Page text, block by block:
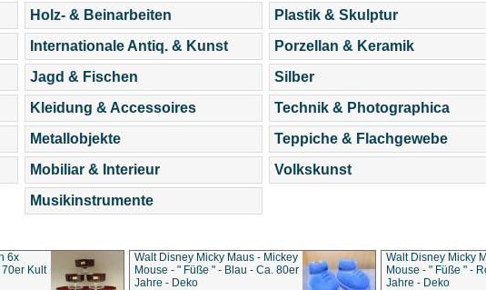
Holz- & Beinarbeiten
Internationale Antiq. & Kunst
Jagd & Fischen
Kleidung & Accessoires
Metallobjekte
Mobiliar & Interieur
Musikinstrumente
Plastik & Skulptur
Porzellan & Keramik
Silber
Technik & Photographica
Teppiche & Flachgewebe
Volkskunst
6x
Kult
Walt Disney Micky Maus - Mickey
Mouse - " Füße " - Blau - Ca. 80er
Jahre - Deko
Walt Disney Micky
Mouse - " Füße " -
Jahre - Deko